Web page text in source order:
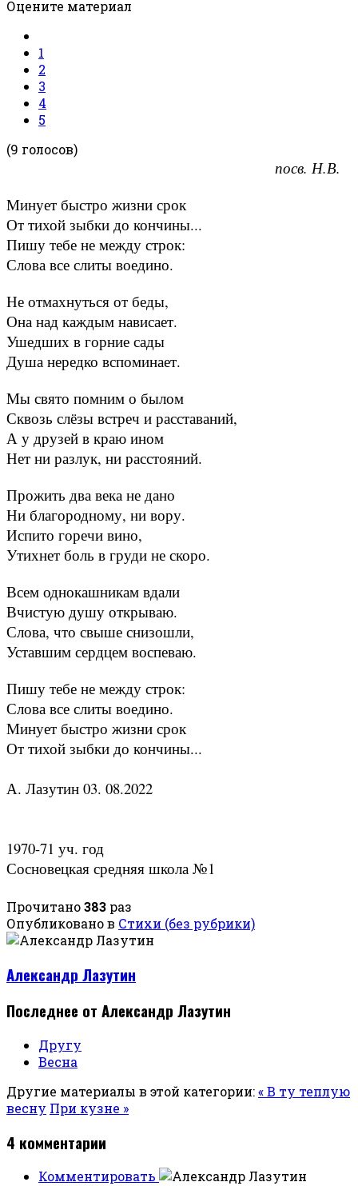
Оцените материал
1
2
3
4
5
(9 голосов)
посв. Н.В.
Минует быстро жизни срок
От тихой зыбки до кончины...
Пишу тебе не между строк:
Слова все слиты воедино.
Не отмахнуться от беды,
Она над каждым нависает.
Ушедших в горние сады
Душа нередко вспоминает.
Мы свято помним о былом
Сквозь слёзы встреч и расставаний,
А у друзей в краю ином
Нет ни разлук, ни расстояний.
Прожить два века не дано
Ни благородному, ни вору.
Испито горечи вино,
Утихнет боль в груди не скоро.
Всем однокашникам вдали
Вчистую душу открываю.
Слова, что свыше снизошли,
Уставшим сердцем воспеваю.
Пишу тебе не между строк:
Слова все слиты воедино.
Минует быстро жизни срок
От тихой зыбки до кончины...
А. Лазутин 03. 08.2022
1970-71 уч. год
Сосновецкая средняя школа №1
Прочитано383 раз
Опубликовано в Стихи (без рубрики)
Александр Лазутин
Последнее от Александр Лазутин
Другу
Весна
Другие материалы в этой категории:« В ту теплую
весну При кузне »
4 комментарии
Комментировать